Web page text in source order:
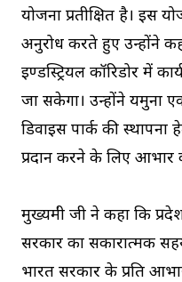
योजना प्रतीक्षित है। इस
अनुरोध करते हुए उन्होंने
इण्डस्ट्रियल कॉरिडोर में
जा सकेगा। उन्होंने यमुना
डिवाइस पार्क की स्थापना
प्रदान करने के लिए आभार
मुख्यमंत्री जी ने कहा कि
सरकार का सकारात्मक
भारत सरकार के प्रति